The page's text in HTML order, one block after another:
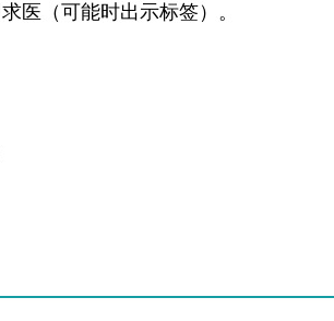
医（可能时出示标签）。